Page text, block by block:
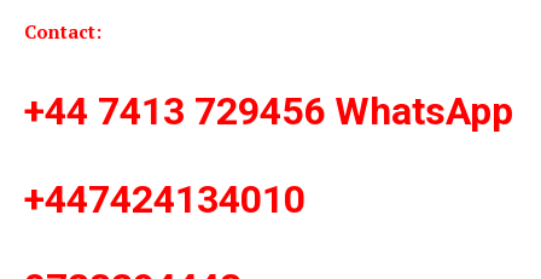
Contact:
+44 7413 729456 WhatsApp
+447424134010